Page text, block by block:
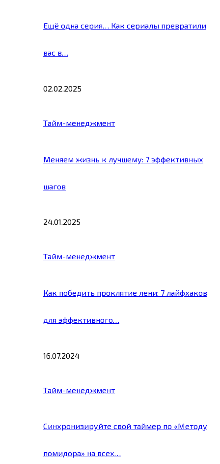
Ещё одна серия… Как сериалы превратили
вас в…
02.02.2025
Тайм-менеджмент
Меняем жизнь к лучшему: 7 эффективных
шагов
24.01.2025
Тайм-менеджмент
Как победить проклятие лени: 7 лайфхаков
для эффективного…
16.07.2024
Тайм-менеджмент
Синхронизируйте свой таймер по «Методу
помидора» на всех…